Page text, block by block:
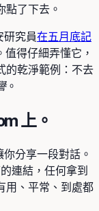
點了下去。
究員在五月底記
得仔細弄懂它，
的乾淨範例：不去
。
上。
分享一段對話。
連結，任何拿到
用、平常、到處都